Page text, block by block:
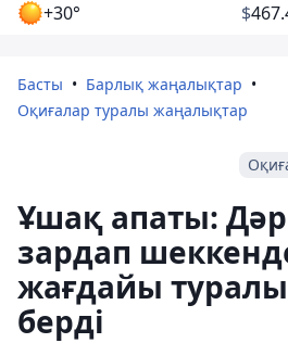
+30° $
Басты
Барлық жаңалықтар
Оқиғалар туралы жаңалықтар
Ұшақ апаты:
зардап
жағдайы
берді